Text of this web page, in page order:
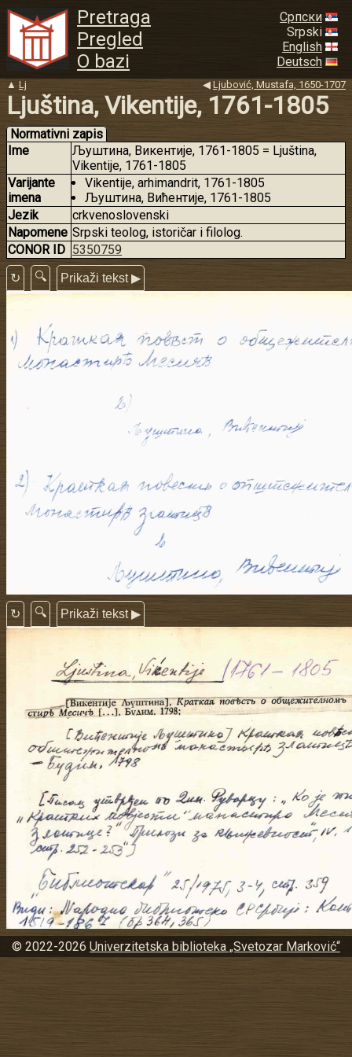
Pretraga
Pregled
O bazi
Српски
Srpski
English
Deutsch
▲ Lj ◀ Ljubović, Mustafa, 1650-1707
Ljuština, Vikentije, 1761-1805
Normativni zapis
Ime
Љуштина, Викентије, 1761-1805 = Ljuština,
Vikentije, 1761-1805
Varijante
imena
Vikentije, arhimandrit, 1761-1805
Љуштина, Вићентије, 1761-1805
Jezik
crkvenoslovenski
Napomene Srpski teolog, istoričar i filolog.
CONOR ID 5350759
© 2022-2026 Univerzitetska biblioteka „Svetozar Marković“